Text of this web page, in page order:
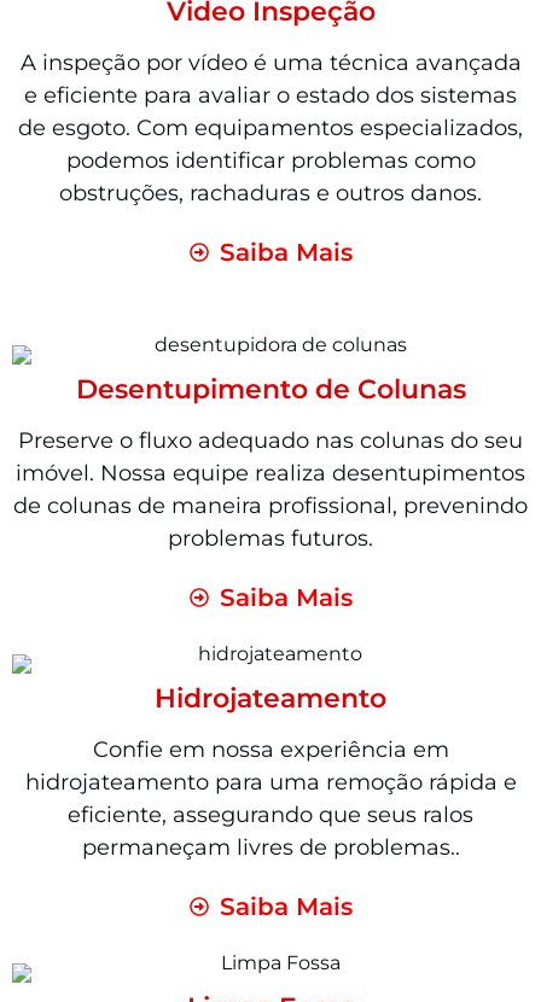
Video Inspeção
A inspeção por vídeo é uma técnica avançada
e eficiente para avaliar o estado dos sistemas
de esgoto. Com equipamentos especializados,
podemos identificar problemas como
obstruções, rachaduras e outros danos.
Saiba Mais
Desentupimento de Colunas
Preserve o fluxo adequado nas colunas do seu
imóvel. Nossa equipe realiza desentupimentos
de colunas de maneira profissional, prevenindo
problemas futuros.
Saiba Mais
Hidrojateamento
Confie em nossa experiência em
hidrojateamento para uma remoção rápida e
eficiente, assegurando que seus ralos
permaneçam livres de problemas..
Saiba Mais